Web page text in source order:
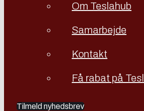
Om Teslahub
Samarbejde
Kontakt
Få rabat på
Tilmeld nyhedsbrev